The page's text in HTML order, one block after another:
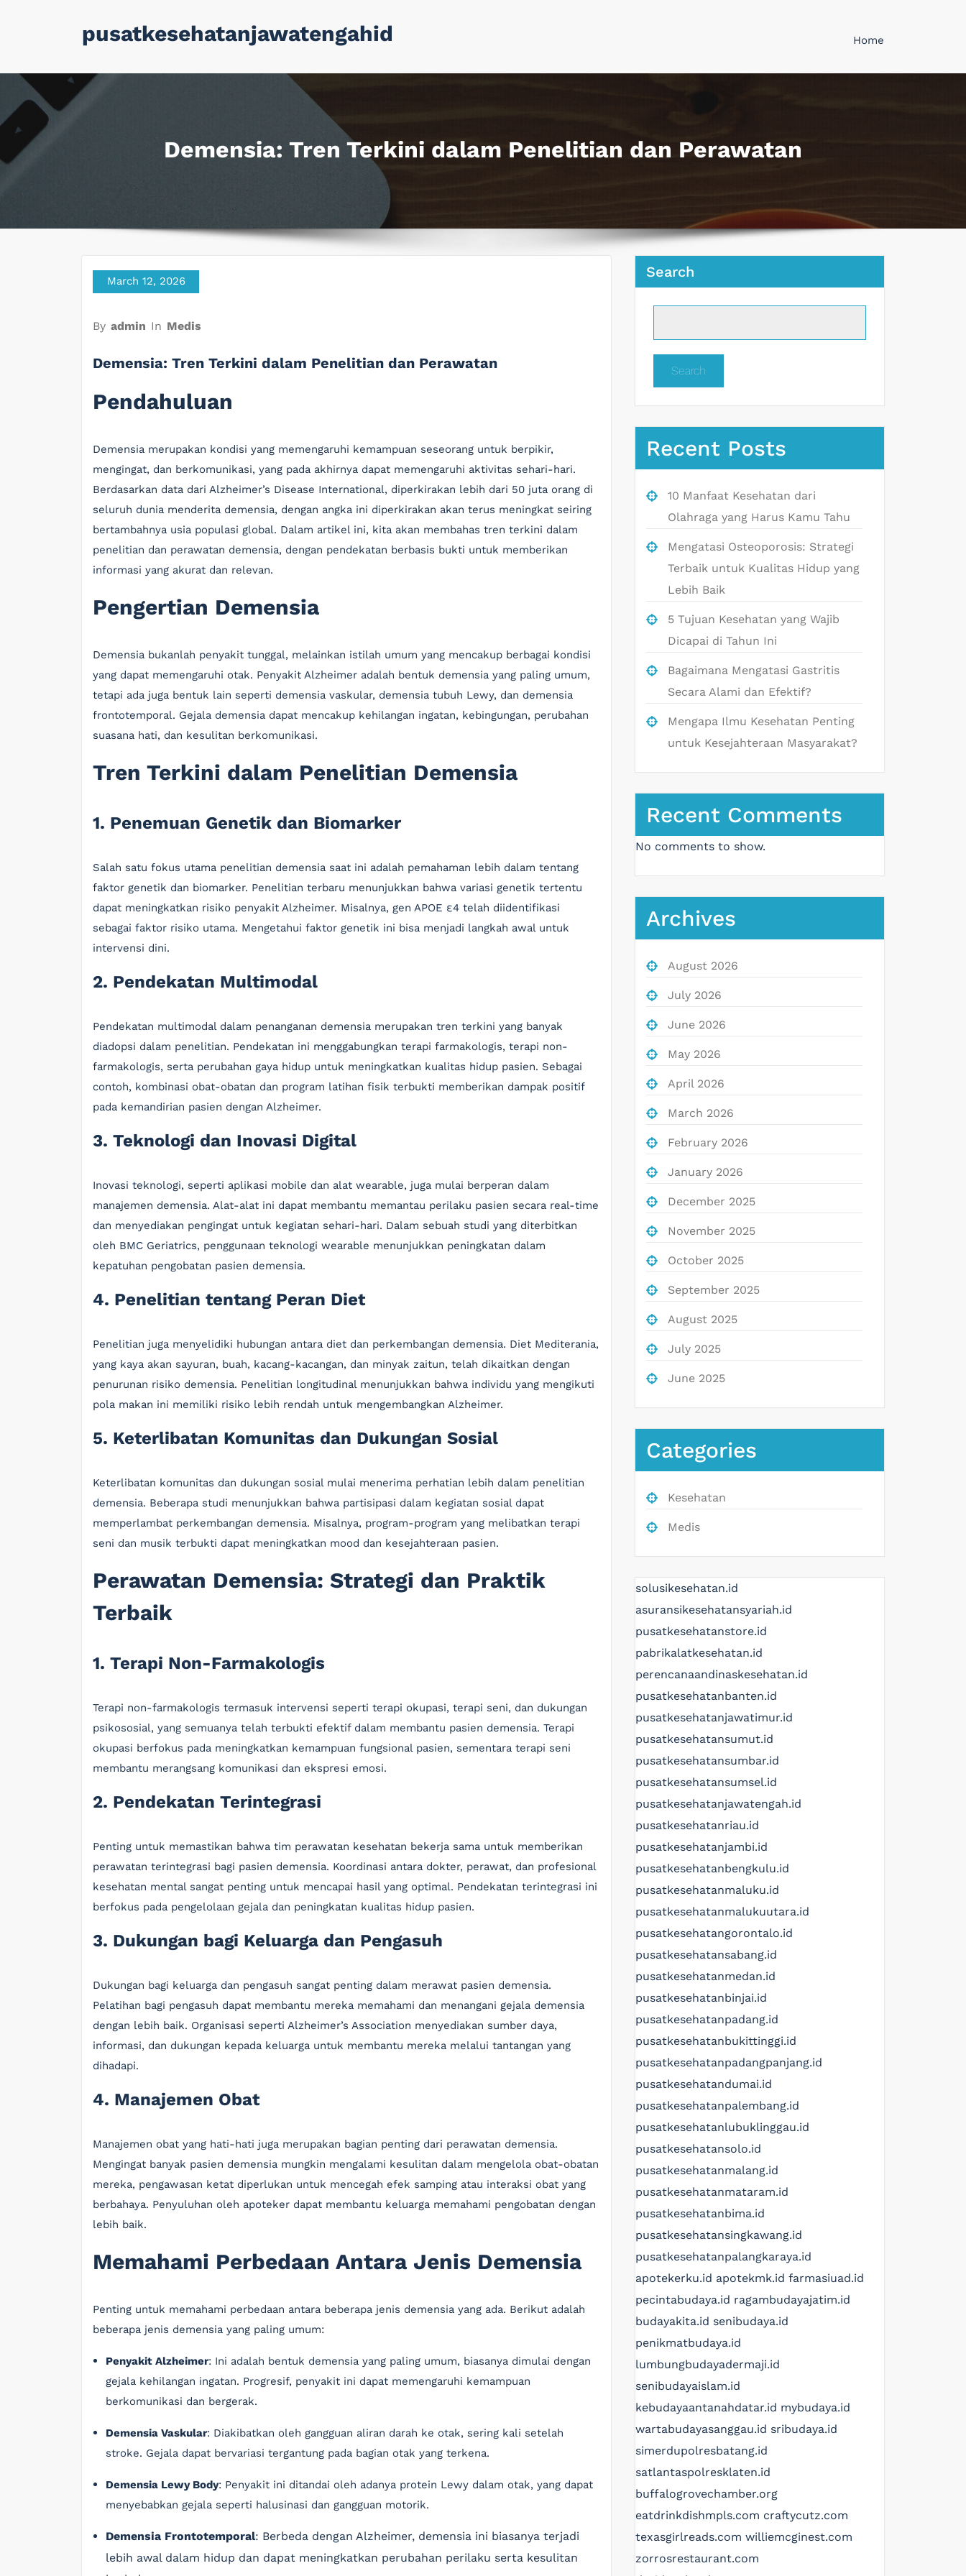
pusatkesehatanjawatengahid Home
Demensia: Tren Terkini dalam Penelitian dan Perawatan
March 12, 2026
By admin In Medis
Demensia: Tren Terkini dalam Penelitian dan Perawatan
Pendahuluan
Demensia merupakan kondisi yang memengaruhi kemampuan seseorang untuk berpikir,
mengingat, dan berkomunikasi, yang pada akhirnya dapat memengaruhi aktivitas sehari-hari.
Berdasarkan data dari Alzheimer’s Disease International, diperkirakan lebih dari 50 juta orang di
seluruh dunia menderita demensia, dengan angka ini diperkirakan akan terus meningkat seiring
bertambahnya usia populasi global. Dalam artikel ini, kita akan membahas tren terkini dalam
penelitian dan perawatan demensia, dengan pendekatan berbasis bukti untuk memberikan
informasi yang akurat dan relevan.
Pengertian Demensia
Demensia bukanlah penyakit tunggal, melainkan istilah umum yang mencakup berbagai kondisi
yang dapat memengaruhi otak. Penyakit Alzheimer adalah bentuk demensia yang paling umum,
tetapi ada juga bentuk lain seperti demensia vaskular, demensia tubuh Lewy, dan demensia
frontotemporal. Gejala demensia dapat mencakup kehilangan ingatan, kebingungan, perubahan
suasana hati, dan kesulitan berkomunikasi.
Tren Terkini dalam Penelitian Demensia
1. Penemuan Genetik dan Biomarker
Salah satu fokus utama penelitian demensia saat ini adalah pemahaman lebih dalam tentang
faktor genetik dan biomarker. Penelitian terbaru menunjukkan bahwa variasi genetik tertentu
dapat meningkatkan risiko penyakit Alzheimer. Misalnya, gen APOE ε4 telah diidentifikasi
sebagai faktor risiko utama. Mengetahui faktor genetik ini bisa menjadi langkah awal untuk
intervensi dini.
2. Pendekatan Multimodal
Pendekatan multimodal dalam penanganan demensia merupakan tren terkini yang banyak
diadopsi dalam penelitian. Pendekatan ini menggabungkan terapi farmakologis, terapi non-
farmakologis, serta perubahan gaya hidup untuk meningkatkan kualitas hidup pasien. Sebagai
contoh, kombinasi obat-obatan dan program latihan fisik terbukti memberikan dampak positif
pada kemandirian pasien dengan Alzheimer.
3. Teknologi dan Inovasi Digital
Inovasi teknologi, seperti aplikasi mobile dan alat wearable, juga mulai berperan dalam
manajemen demensia. Alat-alat ini dapat membantu memantau perilaku pasien secara real-time
dan menyediakan pengingat untuk kegiatan sehari-hari. Dalam sebuah studi yang diterbitkan
oleh BMC Geriatrics, penggunaan teknologi wearable menunjukkan peningkatan dalam
kepatuhan pengobatan pasien demensia.
4. Penelitian tentang Peran Diet
Penelitian juga menyelidiki hubungan antara diet dan perkembangan demensia. Diet Mediterania,
yang kaya akan sayuran, buah, kacang-kacangan, dan minyak zaitun, telah dikaitkan dengan
penurunan risiko demensia. Penelitian longitudinal menunjukkan bahwa individu yang mengikuti
pola makan ini memiliki risiko lebih rendah untuk mengembangkan Alzheimer.
5. Keterlibatan Komunitas dan Dukungan Sosial
Keterlibatan komunitas dan dukungan sosial mulai menerima perhatian lebih dalam penelitian
demensia. Beberapa studi menunjukkan bahwa partisipasi dalam kegiatan sosial dapat
memperlambat perkembangan demensia. Misalnya, program-program yang melibatkan terapi
seni dan musik terbukti dapat meningkatkan mood dan kesejahteraan pasien.
Perawatan Demensia: Strategi dan Praktik
Terbaik
1. Terapi Non-Farmakologis
Terapi non-farmakologis termasuk intervensi seperti terapi okupasi, terapi seni, dan dukungan
psikososial, yang semuanya telah terbukti efektif dalam membantu pasien demensia. Terapi
okupasi berfokus pada meningkatkan kemampuan fungsional pasien, sementara terapi seni
membantu merangsang komunikasi dan ekspresi emosi.
2. Pendekatan Terintegrasi
Penting untuk memastikan bahwa tim perawatan kesehatan bekerja sama untuk memberikan
perawatan terintegrasi bagi pasien demensia. Koordinasi antara dokter, perawat, dan profesional
kesehatan mental sangat penting untuk mencapai hasil yang optimal. Pendekatan terintegrasi ini
berfokus pada pengelolaan gejala dan peningkatan kualitas hidup pasien.
3. Dukungan bagi Keluarga dan Pengasuh
Dukungan bagi keluarga dan pengasuh sangat penting dalam merawat pasien demensia.
Pelatihan bagi pengasuh dapat membantu mereka memahami dan menangani gejala demensia
dengan lebih baik. Organisasi seperti Alzheimer’s Association menyediakan sumber daya,
informasi, dan dukungan kepada keluarga untuk membantu mereka melalui tantangan yang
dihadapi.
4. Manajemen Obat
Manajemen obat yang hati-hati juga merupakan bagian penting dari perawatan demensia.
Mengingat banyak pasien demensia mungkin mengalami kesulitan dalam mengelola obat-obatan
mereka, pengawasan ketat diperlukan untuk mencegah efek samping atau interaksi obat yang
berbahaya. Penyuluhan oleh apoteker dapat membantu keluarga memahami pengobatan dengan
lebih baik.
Memahami Perbedaan Antara Jenis Demensia
Penting untuk memahami perbedaan antara beberapa jenis demensia yang ada. Berikut adalah
beberapa jenis demensia yang paling umum:
Penyakit Alzheimer: Ini adalah bentuk demensia yang paling umum, biasanya dimulai dengan
gejala kehilangan ingatan. Progresif, penyakit ini dapat memengaruhi kemampuan
berkomunikasi dan bergerak.
Demensia Vaskular: Diakibatkan oleh gangguan aliran darah ke otak, sering kali setelah
stroke. Gejala dapat bervariasi tergantung pada bagian otak yang terkena.
Demensia Lewy Body: Penyakit ini ditandai oleh adanya protein Lewy dalam otak, yang dapat
menyebabkan gejala seperti halusinasi dan gangguan motorik.
Demensia Frontotemporal: Berbeda dengan Alzheimer, demensia ini biasanya terjadi
lebih awal dalam hidup dan dapat meningkatkan perubahan perilaku serta kesulitan
Search
Search
Recent Posts
10 Manfaat Kesehatan dari
Olahraga yang Harus Kamu Tahu
Mengatasi Osteoporosis: Strategi
Terbaik untuk Kualitas Hidup yang
Lebih Baik
5 Tujuan Kesehatan yang Wajib
Dicapai di Tahun Ini
Bagaimana Mengatasi Gastritis
Secara Alami dan Efektif?
Mengapa Ilmu Kesehatan Penting
untuk Kesejahteraan Masyarakat?
Recent Comments
No comments to show.
Archives
August 2026
July 2026
June 2026
May 2026
April 2026
March 2026
February 2026
January 2026
December 2025
November 2025
October 2025
September 2025
August 2025
July 2025
June 2025
Categories
Kesehatan
Medis
solusikesehatan.id
asuransikesehatansyariah.id
pusatkesehatanstore.id
pabrikalatkesehatan.id
perencanaandinaskesehatan.id
pusatkesehatanbanten.id
pusatkesehatanjawatimur.id
pusatkesehatansumut.id
pusatkesehatansumbar.id
pusatkesehatansumsel.id
pusatkesehatanjawatengah.id
pusatkesehatanriau.id
pusatkesehatanjambi.id
pusatkesehatanbengkulu.id
pusatkesehatanmaluku.id
pusatkesehatanmalukuutara.id
pusatkesehatangorontalo.id
pusatkesehatansabang.id
pusatkesehatanmedan.id
pusatkesehatanbinjai.id
pusatkesehatanpadang.id
pusatkesehatanbukittinggi.id
pusatkesehatanpadangpanjang.id
pusatkesehatandumai.id
pusatkesehatanpalembang.id
pusatkesehatanlubuklinggau.id
pusatkesehatansolo.id
pusatkesehatanmalang.id
pusatkesehatanmataram.id
pusatkesehatanbima.id
pusatkesehatansingkawang.id
pusatkesehatanpalangkaraya.id
apotekerku.id apotekmk.id farmasiuad.id
pecintabudaya.id ragambudayajatim.id
budayakita.id senibudaya.id
penikmatbudaya.id
lumbungbudayadermaji.id
senibudayaislam.id
kebudayaantanahdatar.id mybudaya.id
wartabudayasanggau.id sribudaya.id
simerdupolresbatang.id
satlantaspolresklaten.id
buffalogrovechamber.org
eatdrinkdishmpls.com craftycutz.com
texasgirlreads.com williemcginest.com
zorrosrestaurant.com